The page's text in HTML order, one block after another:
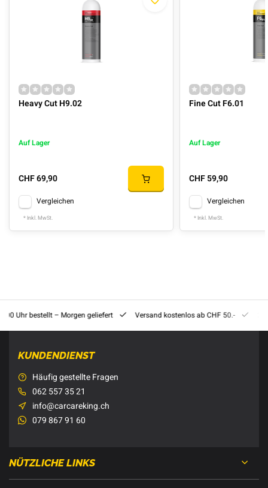
Heavy Cut H9.02
Auf Lager
CHF 69,90
Vergleichen
* Inkl. MwSt.
Fine Cut F6.01
Auf Lager
CHF 59,90
Vergleichen
* Inkl. MwSt.
Uhr bestellt – Morgen geliefert Versand kostenlos ab CHF 50.-
KUNDENDIENST
Häufig gestellte Fragen
062 557 35 21
info@carcareking.ch
079 867 91 60
NÜTZLICHE LINKS